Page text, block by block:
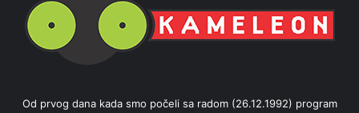
Od prvog dana kada smo počeli sa radom (26.12.1992) program